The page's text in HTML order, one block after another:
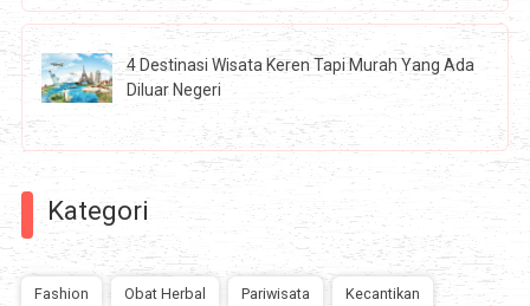
4 Destinasi Wisata Keren Tapi Murah Yang Ada
Diluar Negeri
Kategori
Fashion Obat Herbal Pariwisata Kecantikan